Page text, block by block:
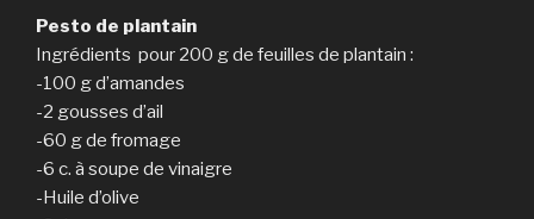
Pesto de plantain
Ingrédients pour 200 g de feuilles de plantain :
-100 g d’amandes
-2 gousses d’ail
-60 g de fromage
-6 c. à soupe de vinaigre
-Huile d’olive